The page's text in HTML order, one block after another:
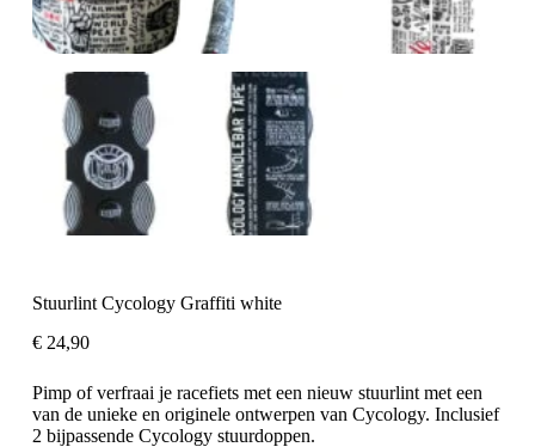
Stuurlint Cycology Graffiti white
€24,90
Pimp of verfraai je racefiets met een nieuw stuurlint met een
van de unieke en originele ontwerpen van Cycology. Inclusief
2 bijpassende Cycology stuurdoppen.